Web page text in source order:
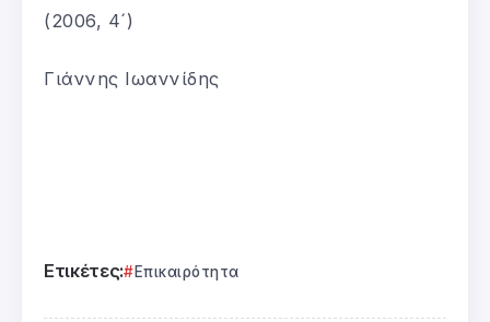
(2006, 4´)
Γιάννης Ιωαννίδης
Ετικέτες: Επικαιρότητα